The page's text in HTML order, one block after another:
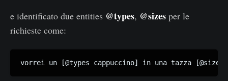
e identificato due entities @types, @sizes per le
richieste come:
vorrei un [@types cappuccino] in una tazza [@sizes